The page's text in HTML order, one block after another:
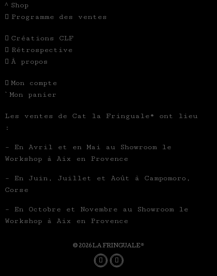
Shop
Programme des ventes
Créations CLF
Rétrospective
À propos
Mon compte
Mon panier
Les ventes de Cat la Fringuale* ont lieu
:
– En Avril et en Mai au Showroom le
Workshop à Aix en Provence
– En Juin, Juillet et Août à Campomoro,
Corse
– En Octobre et Novembre au Showroom le
Workshop à Aix en Provence
© 2026 LA FRINGUALE*